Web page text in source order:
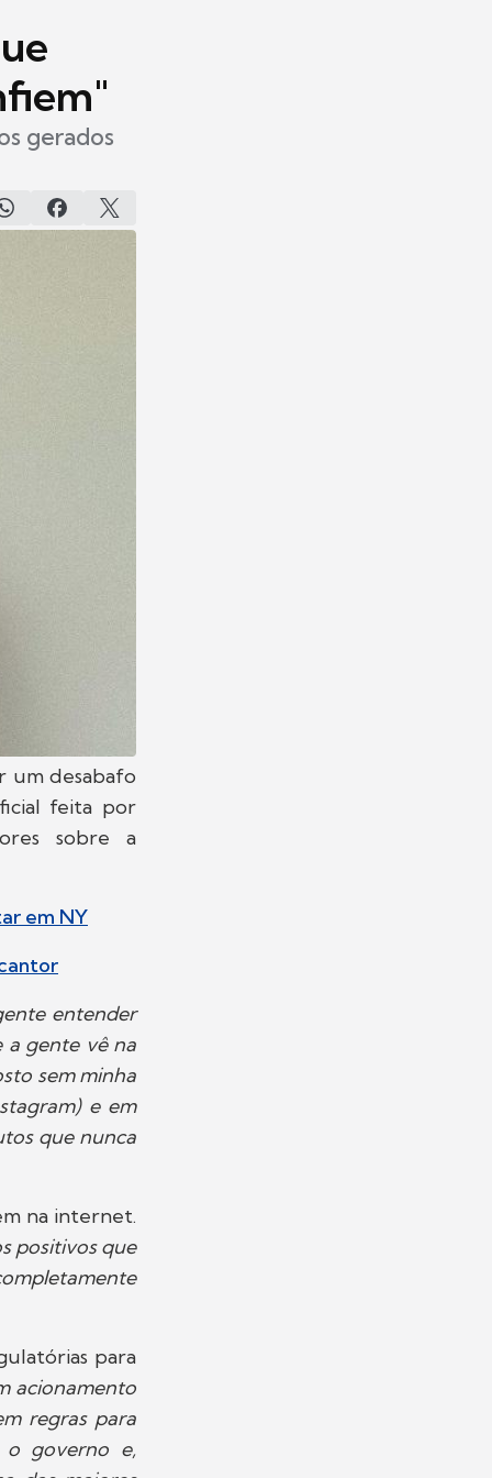
gerados
um desabafo
feita por
sobre a
em NY
entender
a gente vê na
sem minha
e em
que nunca
na internet.
positivos que
para
acionamento
regras para
o governo e,